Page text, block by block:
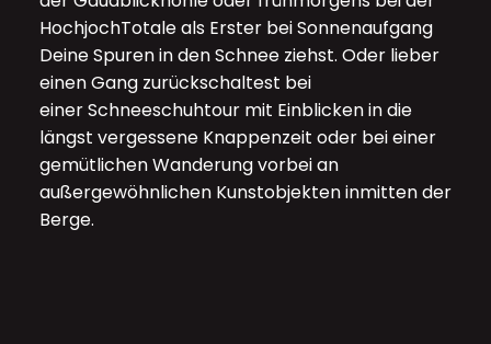
HochjochTotale als Erster bei Sonnenaufgang
Deine Spuren in den Schnee ziehst. Oder lieber
einen Gang zurückschaltest bei
einerSchneeschuhtour mit Einblicken in die
längst vergessene Knappenzeit oder bei einer
gemütlichenWanderungvorbei an
außergewöhnlichen Kunstobjekten inmitten der
Berge.